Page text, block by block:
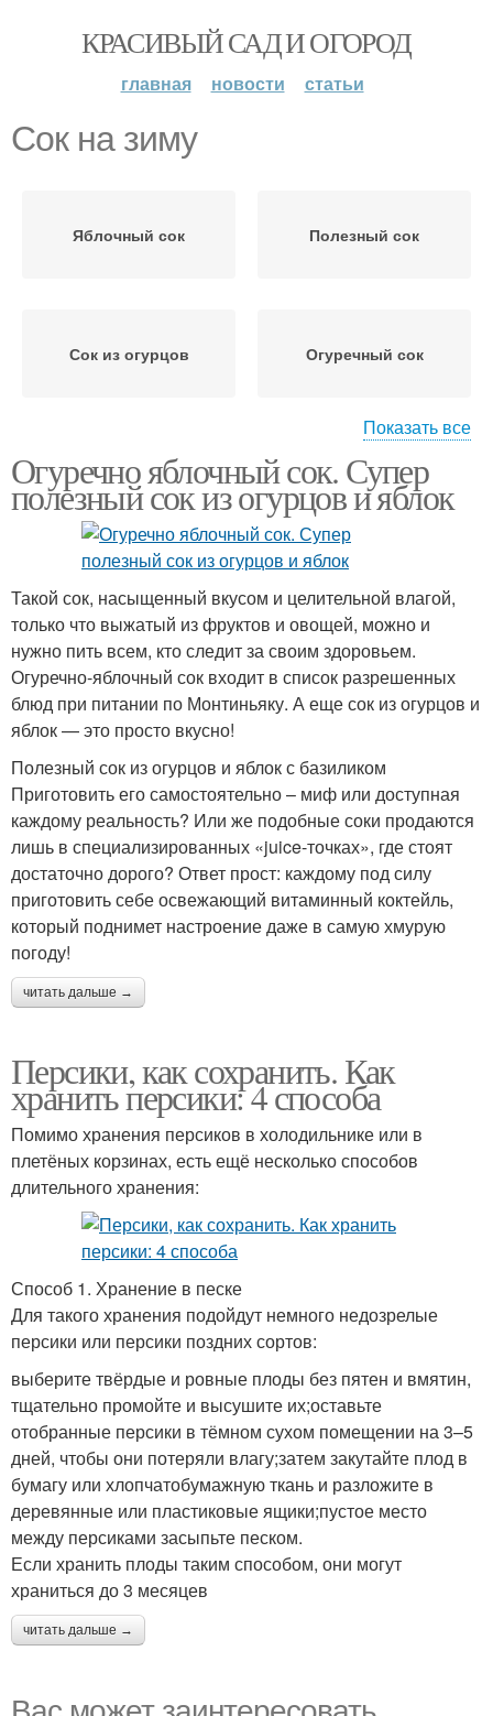
КРАСИВЫЙ САД И ОГОРОД
главная новости статьи
Сок на зиму
Яблочный сок Полезный сок
Сок из огурцов Огуречный сок
Сок для организма Персики на зиму
соку
Варение на зиму
Показать все
Огуречно яблочный сок. Супер
полезный сок из огурцов и яблок
Такой сок, насыщенный вкусом и целительной влагой,
только что выжатый из фруктов и овощей, можно и
нужно пить всем, кто следит за своим здоровьем.
Огуречно-яблочный сок входит в список разрешенных
блюд при питании по Монтиньяку. А еще сок из огурцов и
яблок — это просто вкусно!
Полезный сок из огурцов и яблок с базиликом
Приготовить его самостоятельно – миф или доступная
каждому реальность? Или же подобные соки продаются
лишь в специализированных «juice-точках», где стоят
достаточно дорого? Ответ прост: каждому под силу
приготовить себе освежающий витаминный коктейль,
который поднимет настроение даже в самую хмурую
погоду!
читать дальше →
Персики, как сохранить. Как
хранить персики: 4 способа
Помимо хранения персиков в холодильнике или в
плетёных корзинах, есть ещё несколько способов
длительного хранения:
Способ 1. Хранение в песке
Для такого хранения подойдут немного недозрелые
персики или персики поздних сортов:
выберите твёрдые и ровные плоды без пятен и вмятин,
тщательно промойте и высушите их;оставьте
отобранные персики в тёмном сухом помещении на 3–5
дней, чтобы они потеряли влагу;затем закутайте плод в
бумагу или хлопчатобумажную ткань и разложите в
деревянные или пластиковые ящики;пустое место
между персиками засыпьте песком.
Если хранить плоды таким способом, они могут
храниться до 3 месяцев
читать дальше →